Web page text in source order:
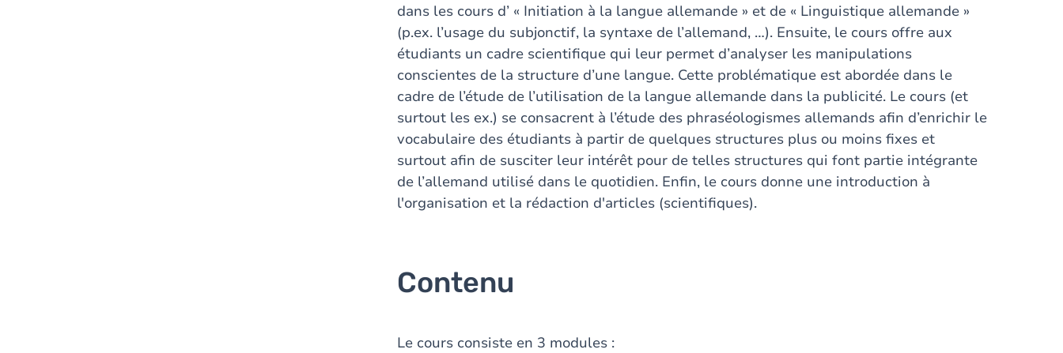
dans les cours d’ « Initiation à la langue allemande » et de « Linguistique allemande »
(p.ex. l’usage du subjonctif, la syntaxe de l’allemand, …). Ensuite, le cours offre aux
étudiants un cadre scientifique qui leur permet d’analyser les manipulations
conscientes de la structure d’une langue. Cette problématique est abordée dans le
cadre de l’étude de l’utilisation de la langue allemande dans la publicité. Le cours (et
surtout les ex.) se consacrent à l’étude des phraséologismes allemands afin d’enrichir le
vocabulaire des étudiants à partir de quelques structures plus ou moins fixes et
surtout afin de susciter leur intérêt pour de telles structures qui font partie intégrante
de l’allemand utilisé dans le quotidien. Enfin, le cours donne une introduction à
l'organisation et la rédaction d'articles (scientifiques).
Contenu
Le cours consiste en 3 modules :